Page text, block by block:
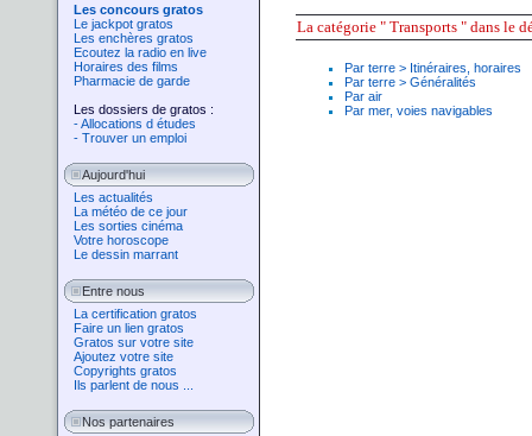
Les concours gratos
Le jackpot gratos
Les enchères gratos
Ecoutez la radio en live
Horaires des films
Pharmacie de garde
Les dossiers de gratos :
- Allocations d études
- Trouver un emploi
Aujourd'hui
Les actualités
La météo de ce jour
Les sorties cinéma
Votre horoscope
Le dessin marrant
Entre nous
La certification gratos
Faire un lien gratos
Gratos sur votre site
Ajoutez votre site
Copyrights gratos
Ils parlent de nous ...
Nos partenaires
La catégorie" Transports " dans le
Par terre > Itinéraires, horaires
Par terre > Généralités
Par air
Par mer, voies navigables